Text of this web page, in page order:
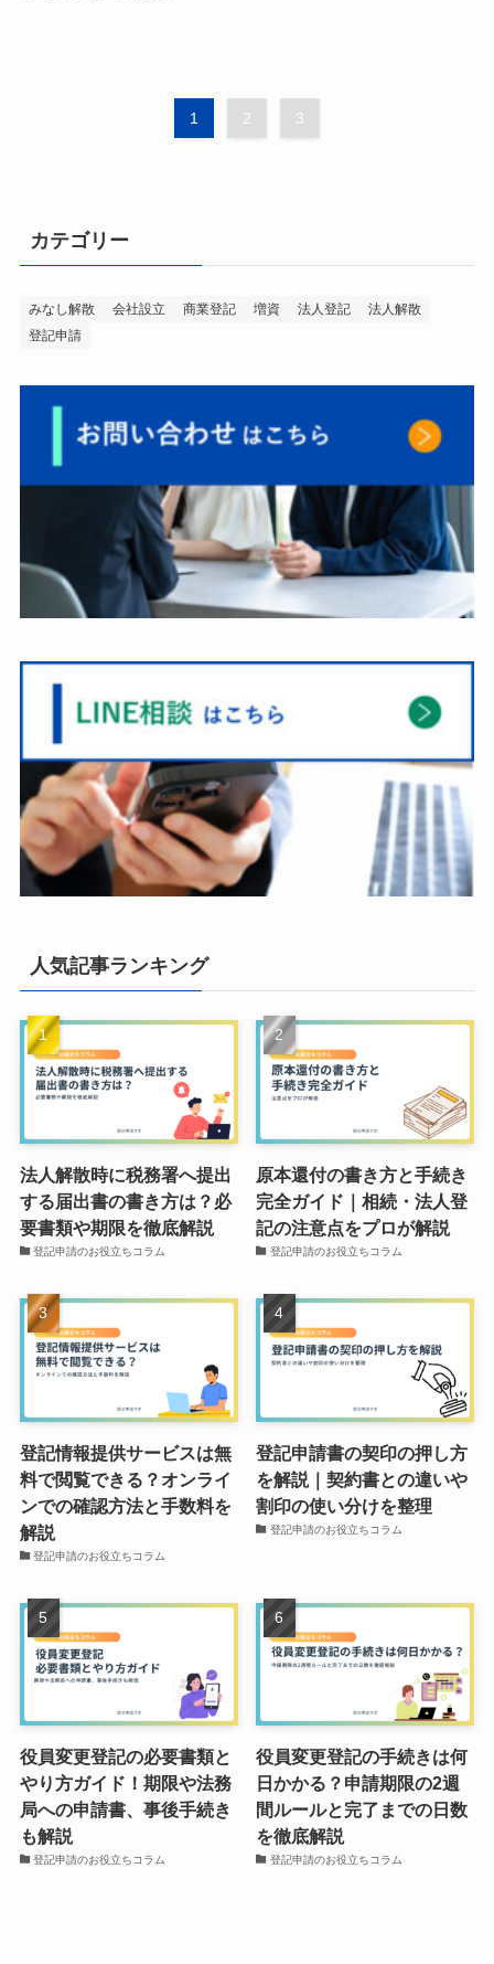
1 2 3
カテゴリー
みなし解散 会社設立 商業登記 増資 法人登記
法人解散
登記申請
人気記事ランキング
法人解散時に税務署へ提出
する届出書の書き方は？必
要書類や期限を徹底解説
登記申請のお役立ちコラム
原本還付の書き方と手続き
完全ガイド｜相続・法人登
記の注意点をプロが解説
登記申請のお役立ちコラム
登記情報提供サービスは無
料で閲覧できる？オンライ
ンでの確認方法と手数料を
解説
登記申請のお役立ちコラム
登記申請書の契印の押し方
を解説｜契約書との違いや
割印の使い分けを整理
登記申請のお役立ちコラム
役員変更登記の必要書類と
やり方ガイド！期限や法務
局への申請書、事後手続き
も解説
登記申請のお役立ちコラム
役員変更登記の手続きは何
日かかる？申請期限の2週
間ルールと完了までの日数
を徹底解説
登記申請のお役立ちコラム